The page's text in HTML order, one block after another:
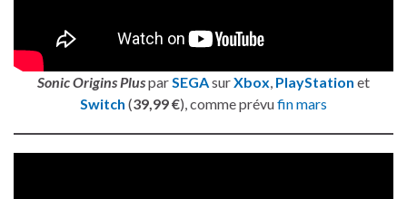
Sonic Origins PlusparSEGAsurXbox, PlayStation et
Switch (39,99 €), comme prévufin mars